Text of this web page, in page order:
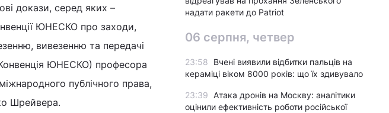
докази, серед яких –
ЮНЕСКО про заходи,
вивезенню та передачі
Конвенція ЮНЕСКО) професора
публічного права,
Шрейвера.
надати ракети до Patriot
06 серпня, четвер
23:58
Вчені виявили відбитки пальців на
кераміці віком 8000 років: що їх здивувало
23:39
Атака дронів на Москву: аналітики
оцінили ефективність роботи російської